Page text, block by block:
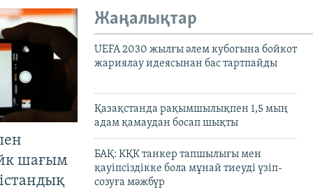
шағым
Жаңалықтар
UEFA 2030 жылғы әлем кубогына бойкот
жариялау идеясынан бас тартпайды
Қазақстанда рақымшылықпен 1,5 мың
адам қамаудан босап шықты
БАҚ: КҚК танкер тапшылығы мен
қауіпсіздікке бола мұнай тиеуді үзіп-
созуға мәжбүр